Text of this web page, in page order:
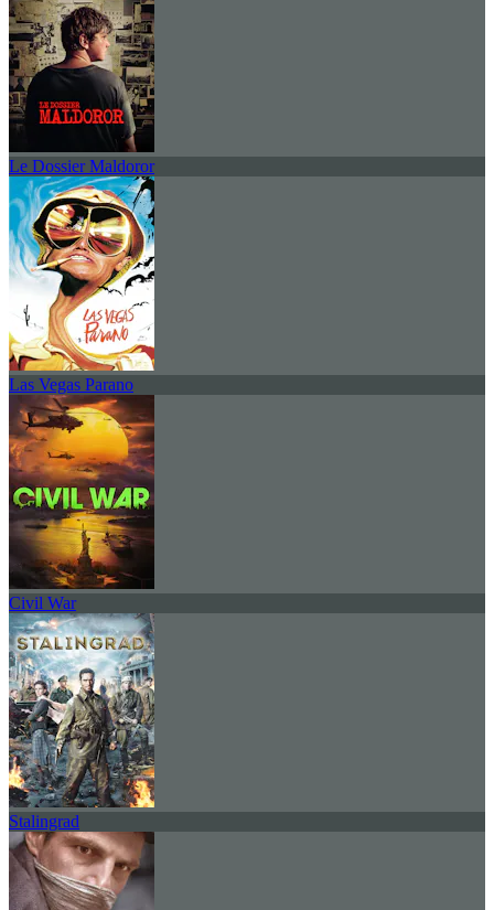
Le Dossier Maldoror
Las Vegas Parano
Civil War
Stalingrad